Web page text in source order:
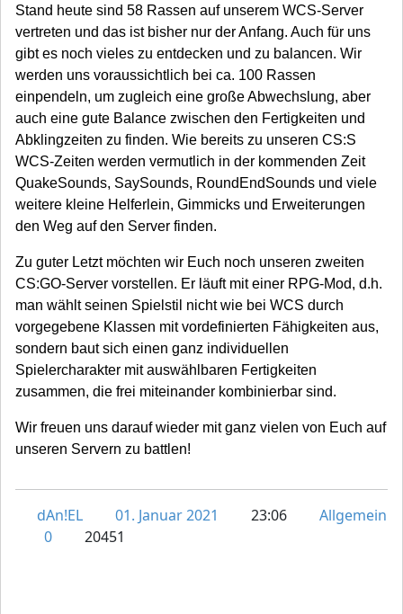
Stand heute sind 58 Rassen auf unserem WCS-Server
vertreten und das ist bisher nur der Anfang. Auch für uns
gibt es noch vieles zu entdecken und zu balancen. Wir
werden uns voraussichtlich bei ca. 100 Rassen
einpendeln, um zugleich eine große Abwechslung, aber
auch eine gute Balance zwischen den Fertigkeiten und
Abklingzeiten zu finden. Wie bereits zu unseren CS:S
WCS-Zeiten werden vermutlich in der kommenden Zeit
QuakeSounds, SaySounds, RoundEndSounds und viele
weitere kleine Helferlein, Gimmicks und Erweiterungen
den Weg auf den Server finden.
Zu guter Letzt möchten wir Euch noch unseren zweiten
CS:GO-Server vorstellen. Er läuft mit einer RPG-Mod, d.h.
man wählt seinen Spielstil nicht wie bei WCS durch
vorgegebene Klassen mit vordefinierten Fähigkeiten aus,
sondern baut sich einen ganz individuellen
Spielercharakter mit auswählbaren Fertigkeiten
zusammen, die frei miteinander kombinierbar sind.
Wir freuen uns darauf wieder mit ganz vielen von Euch auf
unseren Servern zu battlen!
dAn!EL 01. Januar 2021 23:06
Allgemein
0
20451